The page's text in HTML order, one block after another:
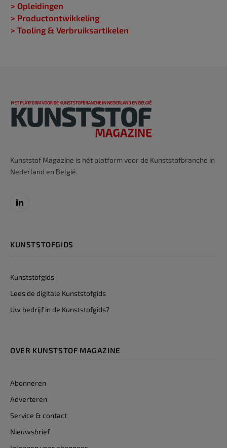
> Opleidingen
> Productontwikkeling
> Tooling & Verbruiksartikelen
Kunststof Magazine is hét platform voor de Kunststofbranche in
Nederland en België.
LinkedIn
KUNSTSTOFGIDS
Kunststofgids
Lees de digitale Kunststofgids
Uw bedrijf in de Kunststofgids?
OVER KUNSTSTOF MAGAZINE
Abonneren
Adverteren
Service & contact
Nieuwsbrief